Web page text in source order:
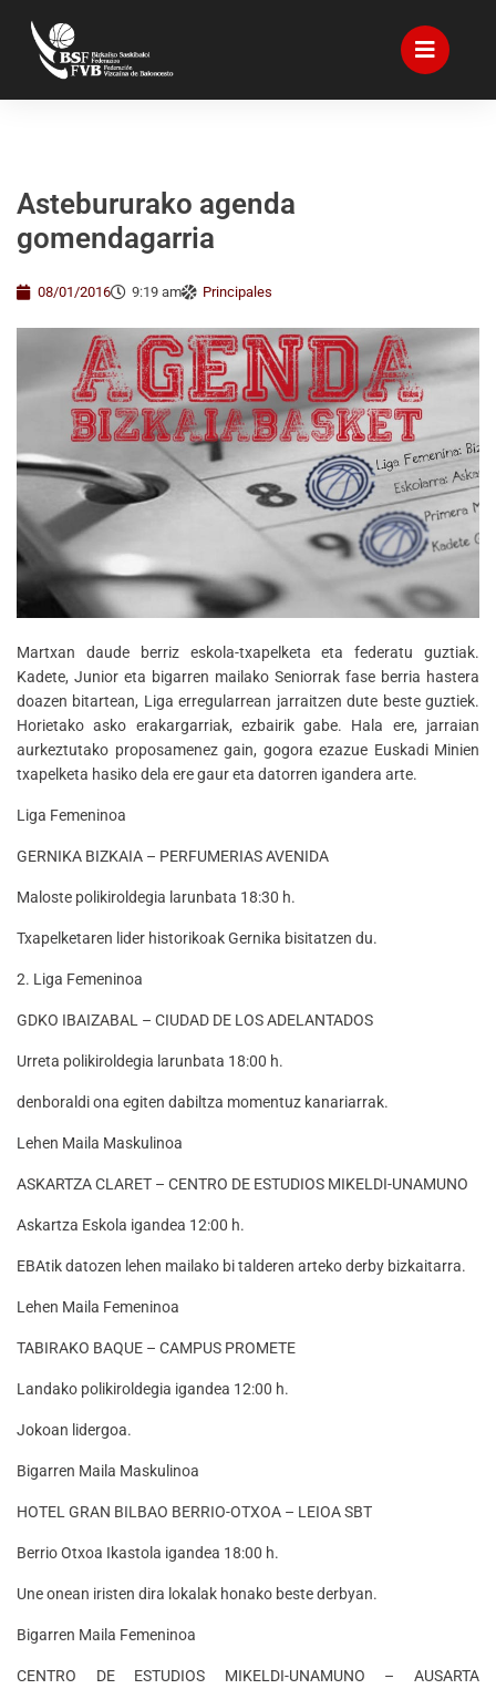
Astebururako agenda
gomendagarria
08/01/2016 9:19 am Principales
Martxan daude berriz eskola-txapelketa eta federatu guztiak.
Kadete, Junior eta bigarren mailako Seniorrak fase berria hastera
doazen bitartean, Liga erregularrean jarraitzen dute beste guztiek.
Horietako asko erakargarriak, ezbairik gabe. Hala ere, jarraian
aurkeztutako proposamenez gain, gogora ezazue Euskadi Minien
txapelketa hasiko dela ere gaur eta datorren igandera arte.
Liga Femeninoa
GERNIKA BIZKAIA – PERFUMERIAS AVENIDA
Maloste polikiroldegia larunbata 18:30 h.
Txapelketaren lider historikoak Gernika bisitatzen du.
2. Liga Femeninoa
GDKO IBAIZABAL – CIUDAD DE LOS ADELANTADOS
Urreta polikiroldegia larunbata 18:00 h.
denboraldi ona egiten dabiltza momentuz kanariarrak.
Lehen Maila Maskulinoa
ASKARTZA CLARET – CENTRO DE ESTUDIOS MIKELDI-UNAMUNO
Askartza Eskola igandea 12:00 h.
EBAtik datozen lehen mailako bi talderen arteko derby bizkaitarra.
Lehen Maila Femeninoa
TABIRAKO BAQUE – CAMPUS PROMETE
Landako polikiroldegia igandea 12:00 h.
Jokoan lidergoa.
Bigarren Maila Maskulinoa
HOTEL GRAN BILBAO BERRIO-OTXOA – LEIOA SBT
Berrio Otxoa Ikastola igandea 18:00 h.
Une onean iristen dira lokalak honako beste derbyan.
Bigarren Maila Femeninoa
CENTRO DE ESTUDIOS MIKELDI-UNAMUNO – AUSARTA